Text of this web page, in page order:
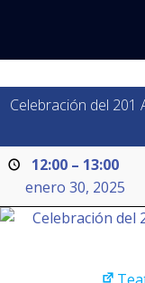
Celebración del 201
12:00 – 13:00
enero 30, 2025